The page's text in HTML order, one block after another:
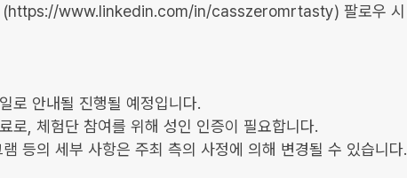
(https://www.linkedin.com/in/casszeromrtasty) 팔로우 시
로 안내될 진행될 예정입니다.
로, 체험단 참여를 위해 성인 인증이 필요합니다.
등의 세부 사항은 주최 측의 사정에 의해 변경될 수 있습니다.